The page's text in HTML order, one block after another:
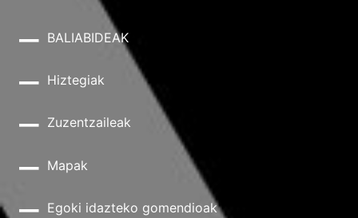
BALIABIDEAK
Hiztegiak
Zuzentzaileak
Mapak
Egoki idazteko gomendioak